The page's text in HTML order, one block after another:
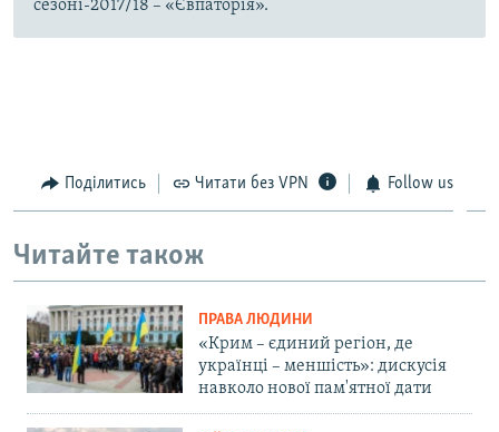
сезоні-2017/18 – «Євпаторія».
Поділитись Читати без VPN Follow us
Читайте також
ПРАВА ЛЮДИНИ
«Крим – єдиний регіон, де
українці – меншість»: дискусія
навколо нової пам'ятної дати